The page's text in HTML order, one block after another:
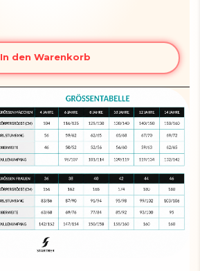
In den Warenkorb